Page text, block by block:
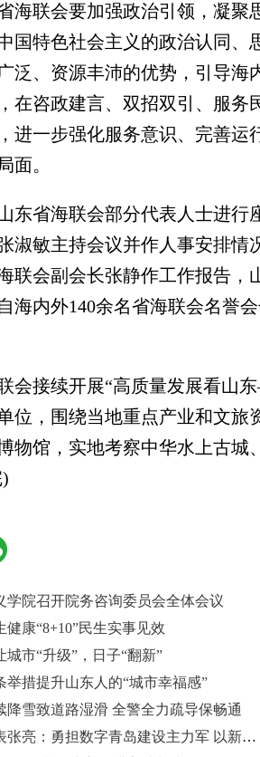
海联会要加强政治引领，凝聚
国特色社会主义的政治认同、
泛、资源丰沛的优势，引导海
在咨政建言、双招双引、服务
进一步强化服务意识、完善运
面。
省海联会部分代表人士进行
淑敏主持会议并作人事安排情
联会副会长张静作工作报告，
海内外140余名省海联会名誉
接续开展“高质量发展看山
位，围绕当地重点产业和文旅
物馆，实地考察中华水上古城
学院召开院务咨询委员会全体会议
健康“8+10”民生实事见效
市“升级”，日子“翻新”
举措提升山东人的“城市幸福感”
降雪致道路湿滑 全警全力疏导保畅通
青岛市人大代表张亮：勇担数字青岛建设主力军 以新质生产力赋能高质量发展